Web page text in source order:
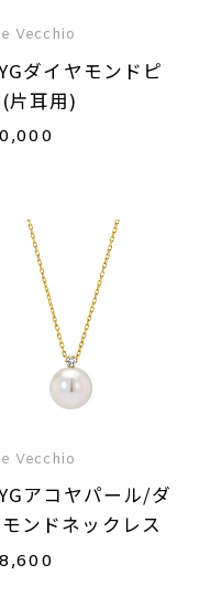
Vecchio
ダイヤモンドピ
片耳用)
Vecchio
アコヤパール/ダ
ンドネックレス